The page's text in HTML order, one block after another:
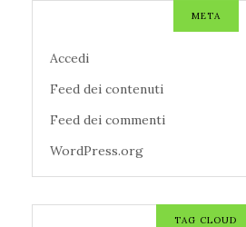
META
Accedi
Feed dei contenuti
Feed dei commenti
WordPress.org
TAG CLOUD